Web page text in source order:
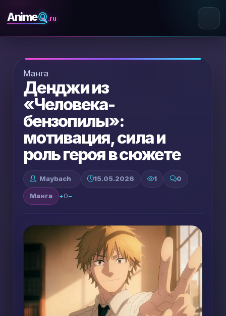
AnimeQ .ru
Манга
Денджи из
«Человека-
бензопилы»:
мотивация, сила и
роль героя в сюжете
Maybach 15.05.2026 1 0
Манга +0−